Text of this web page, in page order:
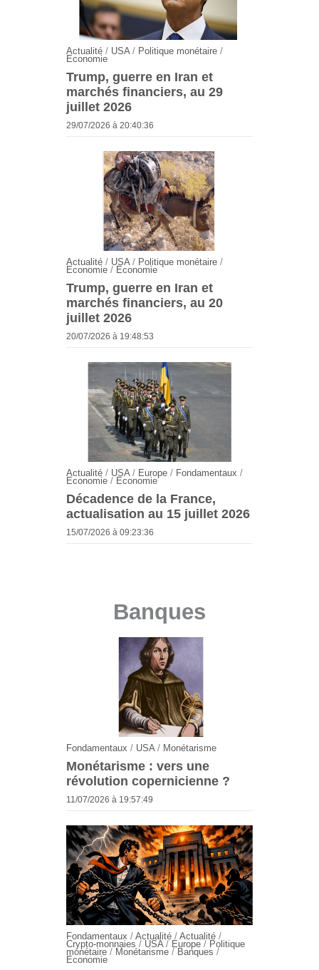
Actualité/ USA/ Politique monétaire/
Economie
Trump, guerre en Iran et
marchés financiers, au 29
juillet 2026
29/07/2026 à 20:40:36
Actualité/ USA/ Politique monétaire/
Economie/ Economie
Trump, guerre en Iran et
marchés financiers, au 20
juillet 2026
20/07/2026 à 19:48:53
Actualité/ USA/ Europe/ Fondamentaux /
Economie/ Economie
Décadence de la France,
actualisation au 15 juillet 2026
15/07/2026 à 09:23:36
Banques
Fondamentaux / USA/ Monétarisme
Monétarisme : vers une
révolution copernicienne ?
11/07/2026 à 19:57:49
Fondamentaux / Actualité/ Actualité/
Crypto-monnaies / USA/ Europe/ Politique
monétaire/ Monétarisme/ Banques /
Economie